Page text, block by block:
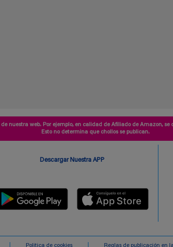
nuestra web. Por ejemplo, en calidad de Afiliado de Amazon,
Esto no determina que chollos se publican.
Descargar Nuestra APP
Politica de cookies Reglas de publicación en